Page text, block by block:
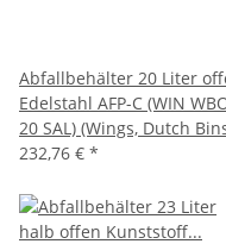
Abfallbehälter 20 Liter
Edelstahl AFP-C (WIN
20 SAL) (Wings, Dutch
232,76 € *